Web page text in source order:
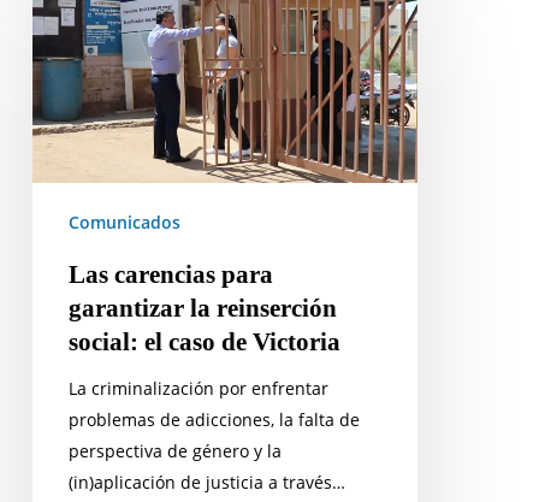
carencias
garantizar
la
reinserción
Comunicados
Las carencias para
garantizar la reinserción
social: el caso de Victoria
La criminalización por enfrentar
problemas de adicciones, la falta de
perspectiva de género y la
(in)aplicación de justicia a través…